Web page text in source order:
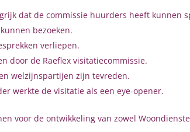
dat de commissie huurders heeft kunnen
bezoeken.
verliepen.
door de Raeflex visitatiecommissie.
welzijnspartijen zijn tevreden.
werkte de visitatie als een eye-opener.
voor de ontwikkeling van zowel